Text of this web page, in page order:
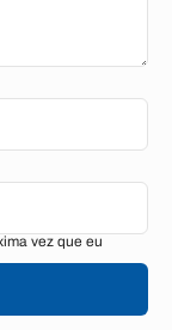
vez que eu